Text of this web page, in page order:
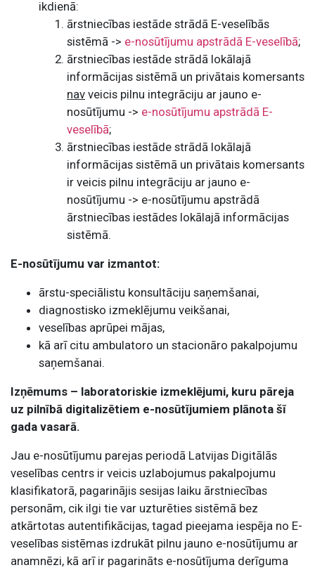
ikdienā:
ārstniecības iestāde strādā E-veselībās
sistēmā -> e-nosūtījumu apstrādā E-veselībā;
ārstniecības iestāde strādā lokālajā
informācijas sistēmā un privātais komersants
nav veicis pilnu integrāciju ar jauno e-
nosūtījumu -> e-nosūtījumu apstrādā E-
veselībā;
ārstniecības iestāde strādā lokālajā
informācijas sistēmā un privātais komersants
ir veicis pilnu integrāciju ar jauno e-
nosūtījumu -> e-nosūtījumu apstrādā
ārstniecības iestādes lokālajā informācijas
sistēmā.
E-nosūtījumu var izmantot:
ārstu-speciālistu konsultāciju saņemšanai,
diagnostisko izmeklējumu veikšanai,
veselības aprūpei mājas,
kā arī citu ambulatoro un stacionāro pakalpojumu
saņemšanai.
Izņēmums – laboratoriskie izmeklējumi, kuru pāreja
uz pilnībā digitalizētiem e-nosūtījumiem plānota šī
gada vasarā.
Jau e-nosūtījumu parejas periodā Latvijas Digitālās
veselības centrs ir veicis uzlabojumus pakalpojumu
klasifikatorā, pagarinājis sesijas laiku ārstniecības
personām, cik ilgi tie var uzturēties sistēmā bez
atkārtotas autentifikācijas, tagad pieejama iespēja no E-
veselības sistēmas izdrukāt pilnu jauno e-nosūtījumu ar
anamnēzi, kā arī ir pagarināts e-nosūtījuma derīguma